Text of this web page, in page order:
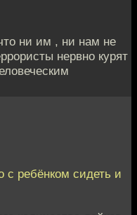
ни им , ни нам не
нервно курят
с ребёнком сидеть и